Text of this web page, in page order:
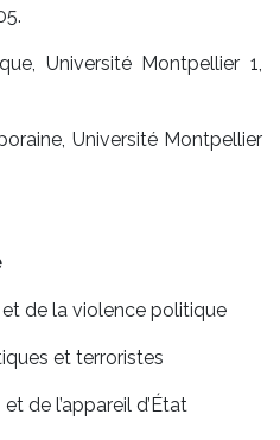
Université Montpellier 1,
Université Montpellier
de la violence politique
et terroristes
de l’appareil d’État